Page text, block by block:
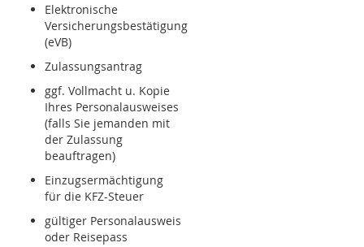
Elektronische
Versicherungsbestätigung
(eVB)
Zulassungsantrag
ggf. Vollmacht u. Kopie
Ihres Personalausweises
(falls Sie jemanden mit
der Zulassung
beauftragen)
Einzugsermächtigung
für die KFZ-Steuer
gültiger Personalausweis
oder Reisepass